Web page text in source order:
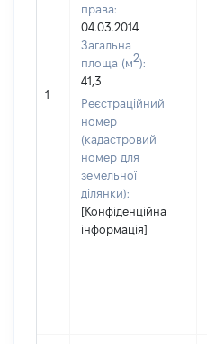
1
права:
04.03.2014
Загальна
площа (м2):
41,3
Реєстраційний
номер
(кадастровий
номер для
земельної
ділянки):
[Конфіденційна
інформація]